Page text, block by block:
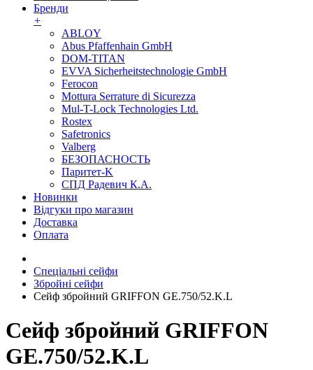
Бренди
+
ABLOY
Abus Pfaffenhain GmbH
DOM-TITAN
EVVA Sicherheitstechnologie GmbH
Ferocon
Mottura Serrature di Sicurezza
Mul-T-Lock Technologies Ltd.
Rostex
Safetronics
Valberg
БЕЗОПАСНОСТЬ
Паритет-K
СПД Радевич К.А.
Новинки
Відгуки про магазин
Доставка
Оплата
Спеціальні сейфи
Збройні сейфи
Сейф збройний GRIFFON GE.750/52.K.L
Сейф збройний GRIFFON
GE.750/52.K.L